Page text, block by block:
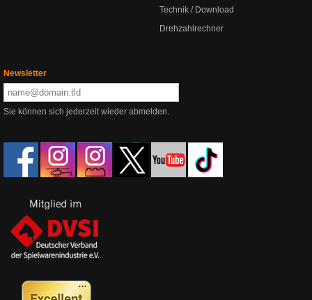
Technik / Download
Drehzahlrechner
Newsletter
Sie können sich jederzeit wieder abmelden.